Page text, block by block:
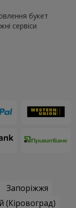
букет
сервіси
Запоріжжя